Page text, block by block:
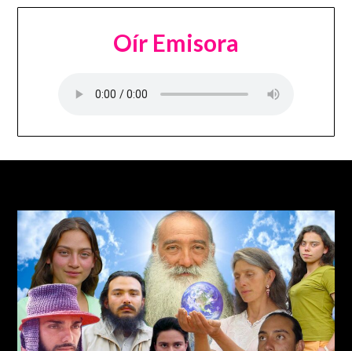
Oír Emisora